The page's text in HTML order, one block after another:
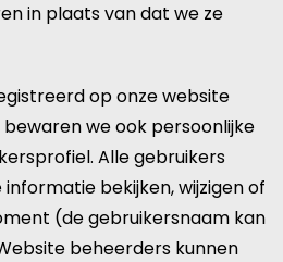
in plaats van dat we ze
op onze website
we ook persoonlijke
Alle gebruikers
bekijken, wijzigen of
(de gebruikersnaam kan
beheerders kunnen